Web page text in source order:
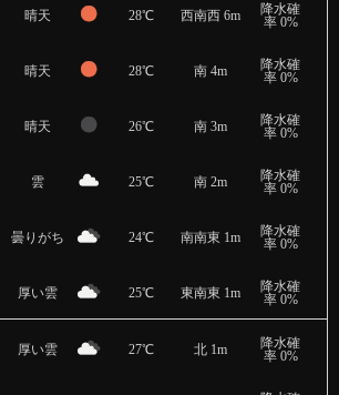
晴天 28℃ 西南西 6m
降水確
率 0%
晴天 28℃ 南 4m
降水確
率 0%
晴天 26℃ 南 3m
降水確
率 0%
雲 25℃ 南 2m
降水確
率 0%
曇りがち 24℃ 南南東 1m
降水確
率 0%
厚い雲 25℃ 東南東 1m
降水確
率 0%
厚い雲 27℃ 北 1m
降水確
率 0%